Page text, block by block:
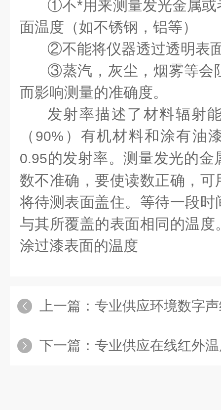
①不*用来测量发光金属或
面温度（如不锈钢，铝等）
②不能将仪器透过透明表
③蒸汽，灰尘，烟雾等会
而影响测量的准确度。
发射率描述了材料辐射
（ 90% ）有机材料和涂有油
0.95的发射率。测量发光的金
数不准确，要使读数正确，
将待测表面盖住。等待一段
与其所覆盖的表面相同的温
涂过漆表面的温度
上一篇： 专业供应环境数字
下一篇： 专业供应在线红外